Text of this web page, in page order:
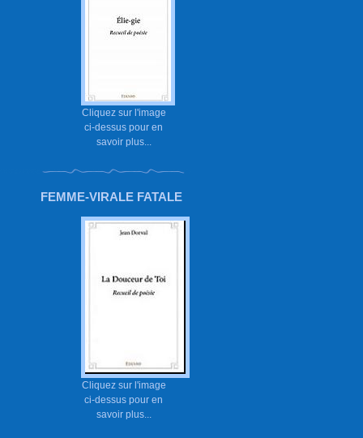
Cliquez sur l'image
ci-dessus pour en
savoir plus...
FEMME-VIRALE FATALE
Cliquez sur l'image
ci-dessus pour en
savoir plus...